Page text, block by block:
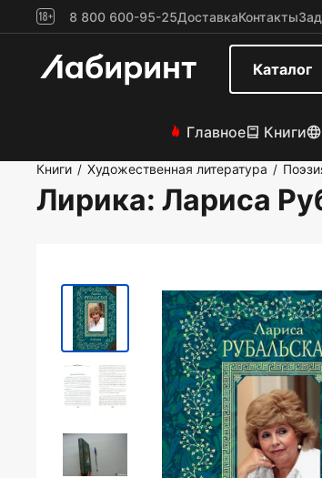
8 800 600-95-25ДоставкаКонтакты
Каталог
Главное Книги
Книги / Художественная литература /
Лирика: Лариса